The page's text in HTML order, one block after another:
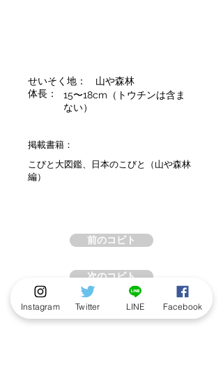
せいそく地：
山や森林
体長：
15〜18cm（トウチンは含ま
ない）
掲載書籍：
こびと大図鑑、日本のこびと（山や森林
編）
前のコビト
次のコビト
Instagram Twitter LINE Facebook